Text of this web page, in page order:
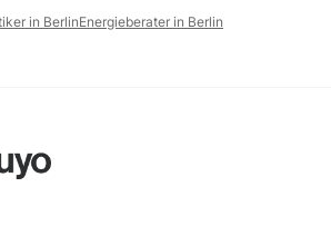
in BerlinEnergieberater in Berlin